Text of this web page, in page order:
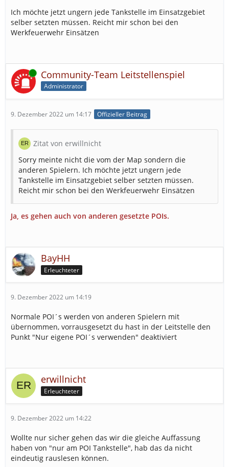
Ich möchte jetzt ungern jede Tankstelle im Einsatzgebiet
selber setzten müssen. Reicht mir schon bei den
Werkfeuerwehr Einsätzen
Online Community-Team Leitstellenspiel
Administrator
9. Dezember 2022 um 14:17 Offizieller Beitrag
Zitat von erwillnicht
Sorry meinte nicht die vom der Map sondern die
anderen Spielern. Ich möchte jetzt ungern jede
Tankstelle im Einsatzgebiet selber setzten müssen.
Reicht mir schon bei den Werkfeuerwehr Einsätzen
Ja, es gehen auch von anderen gesetzte POIs.
BayHH
Erleuchteter
9. Dezember 2022 um 14:19
Normale POI´s werden von anderen Spielern mit
übernommen, vorrausgesetzt du hast in der Leitstelle den
Punkt "Nur eigene POI´s verwenden" deaktiviert
erwillnicht
Erleuchteter
9. Dezember 2022 um 14:22
Wollte nur sicher gehen das wir die gleiche Auffassung
haben von "nur am POI Tankstelle", hab das da nicht
eindeutig rauslesen können.